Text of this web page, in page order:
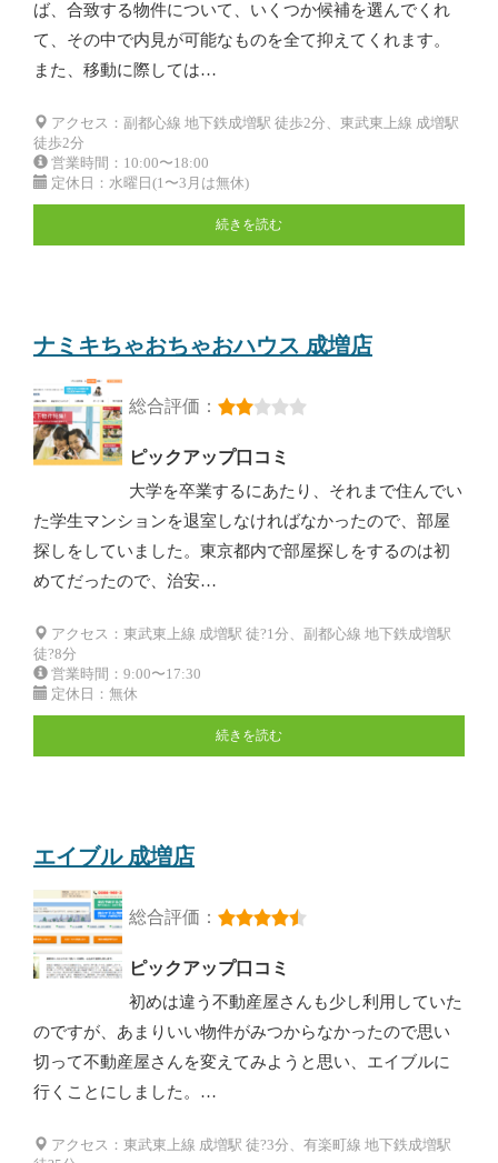
ば、合致する物件について、いくつか候補を選んでくれ
て、その中で内見が可能なものを全て抑えてくれます。
また、移動に際しては…
アクセス：副都心線 地下鉄成増駅 徒歩2分、東武東上線 成増駅
徒歩2分
営業時間：10:00〜18:00
定休日：水曜日(1〜3月は無休)
続きを読む
ナミキちゃおちゃおハウス 成増店
総合評価：
ピックアップ口コミ
大学を卒業するにあたり、それまで住んでい
た学生マンションを退室しなければなかったので、部屋
探しをしていました。東京都内で部屋探しをするのは初
めてだったので、治安…
アクセス：東武東上線 成増駅 徒?1分、副都心線 地下鉄成増駅
徒?8分
営業時間：9:00〜17:30
定休日：無休
続きを読む
エイブル 成増店
総合評価：
ピックアップ口コミ
初めは違う不動産屋さんも少し利用していた
のですが、あまりいい物件がみつからなかったので思い
切って不動産屋さんを変えてみようと思い、エイブルに
行くことにしました。…
アクセス：東武東上線 成増駅 徒?3分、有楽町線 地下鉄成増駅